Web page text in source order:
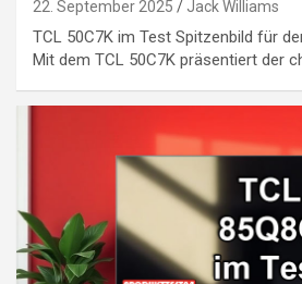
22. September 2025 Jack Williams
TCL 50C7K im Test Spitzenbild für
Mit dem TCL 50C7K präsentiert der